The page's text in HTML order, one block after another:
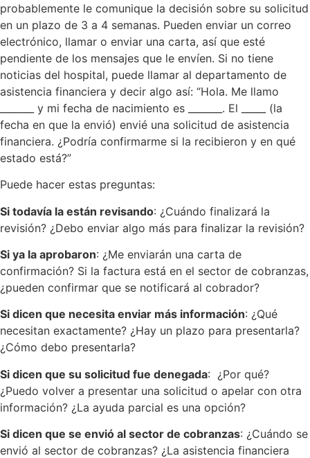
probablemente le comunique la decisión sobre su solicitud
en un plazo de 3 a 4 semanas. Pueden enviar un correo
electrónico, llamar o enviar una carta, así que esté
pendiente de los mensajes que le envíen. Si no tiene
noticias del hospital, puede llamar al departamento de
asistencia financiera y decir algo así: “Hola. Me llamo
_______ y mi fecha de nacimiento es _______. El _____ (la
fecha en que la envió) envié una solicitud de asistencia
financiera. ¿Podría confirmarme si la recibieron y en qué
estado está?”
Puede hacer estas preguntas:
Si todavía la están revisando: ¿Cuándo finalizará la
revisión? ¿Debo enviar algo más para finalizar la revisión?
Si ya la aprobaron: ¿Me enviarán una carta de
confirmación? Si la factura está en el sector de cobranzas,
¿pueden confirmar que se notificará al cobrador?
Si dicen que necesita enviar más información: ¿Qué
necesitan exactamente? ¿Hay un plazo para presentarla?
¿Cómo debo presentarla?
Si dicen que su solicitud fue denegada: ¿Por qué?
¿Puedo volver a presentar una solicitud o apelar con otra
información? ¿La ayuda parcial es una opción?
Si dicen que se envió al sector de cobranzas: ¿Cuándo se
envió al sector de cobranzas? ¿La asistencia financiera